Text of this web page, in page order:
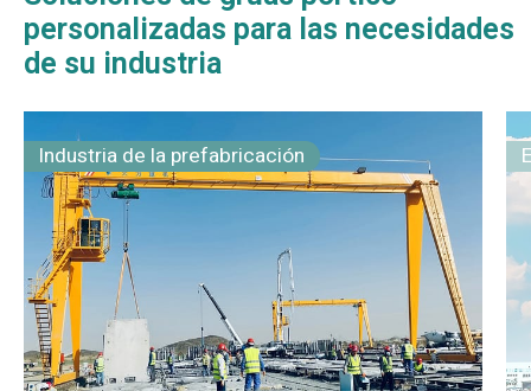
personalizadas para las necesidades
de su industria
Industria de la prefabricación